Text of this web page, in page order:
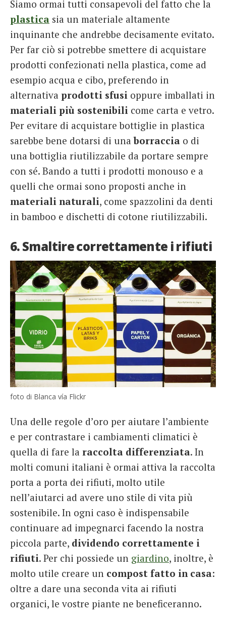
Siamo ormai tutti consapevoli del fatto che la
plastica sia un materiale altamente
inquinante che andrebbe decisamente evitato.
Per far ciò si potrebbe smettere di acquistare
prodotti confezionati nella plastica, come ad
esempio acqua e cibo, preferendo in
alternativa prodotti sfusi oppure imballati in
materiali più sostenibili come carta e vetro.
Per evitare di acquistare bottiglie in plastica
sarebbe bene dotarsi di unaborraccia o di
una bottiglia riutilizzabile da portare sempre
con sé. Bando a tutti i prodotti monouso e a
quelli che ormai sono proposti anche in
materiali naturali, come spazzolini da denti
in bamboo e dischetti di cotone riutilizzabili.
6. Smaltire correttamente i rifiuti
foto di Blanca vía Flickr
Una delle regole d’oro per aiutare l’ambiente
e per contrastare i cambiamenti climatici è
quella di fare la raccolta differenziata. In
molti comuni italiani è ormai attiva la raccolta
porta a porta dei rifiuti, molto utile
nell’aiutarci ad avere uno stile di vita più
sostenibile. In ogni caso è indispensabile
continuare ad impegnarci facendo la nostra
piccola parte, dividendo correttamente i
rifiuti. Per chi possiede un giardino, inoltre, è
molto utile creare un compost fatto in casa:
oltre a dare una seconda vita ai rifiuti
organici, le vostre piante ne beneficeranno.